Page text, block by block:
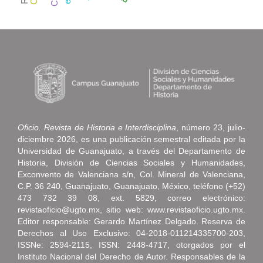
Oficio. Revista de Historia e Interdisciplina, número 23, julio-
diciembre 2026, es una publicación semestral editada por la
Universidad de Guanajuato, a través del Departamento de
Historia, División de Ciencias Sociales y Humanidades,
Exconvento de Valenciana s/n, Col. Mineral de Valenciana,
C.P. 36 240, Guanajuato, Guanajuato, México, teléfono (+52)
473 732 39 08, ext. 5829, correo electrónico:
revistaoficio@ugto.mx, sitio web: www.revistaoficio.ugto.mx.
Editor responsable: Gerardo Martínez Delgado. Reserva de
Derechos al Uso Exclusivo: 04-2018-011214335700-203,
ISSNe: 2594-2115, ISSN: 2448-4717, otorgados por el
Instituto Nacional del Derecho de Autor. Responsables de la